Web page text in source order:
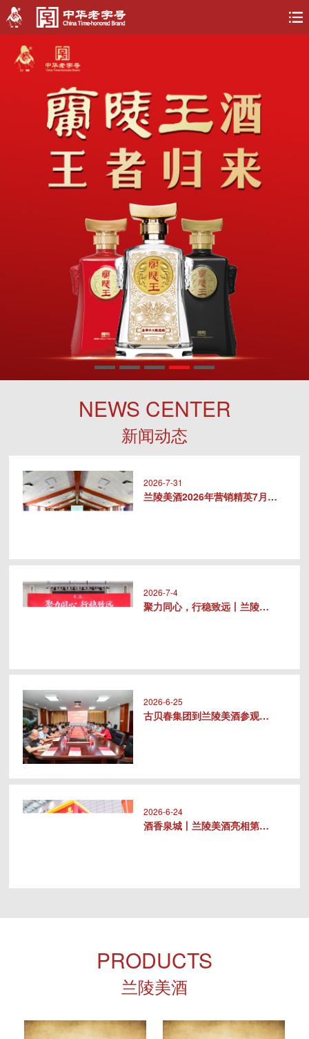
NEWS CENTER
新闻动态
2026-7-31
兰陵美酒2026年营销精英7月专..
2026-7-4
聚力同心，行稳致远丨兰陵美酒20..
2026-6-25
古贝春集团到兰陵美酒参观交流
2026-6-24
酒香泉城丨兰陵美酒亮相第十届中华..
PRODUCTS
兰陵美酒